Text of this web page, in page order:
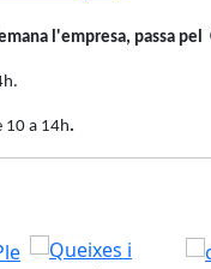
l'empresa, passa pel
10 a 14h.